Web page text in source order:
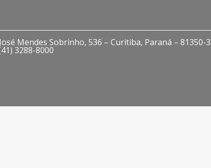
Mendes Sobrinho, 536 – Curitiba, Paraná – 81350-
3288-8000